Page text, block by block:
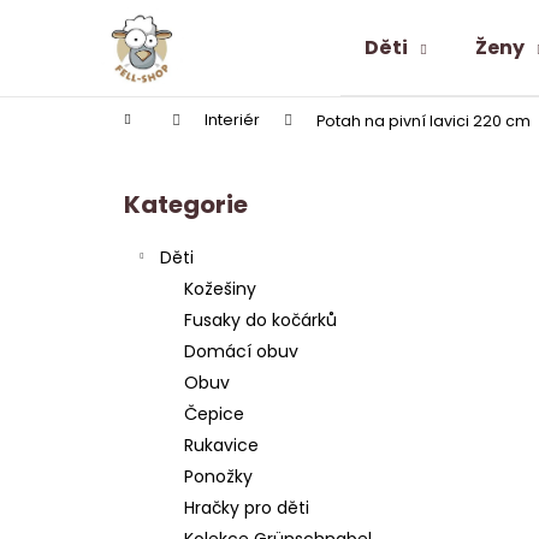
Děti Ženy
Domů Interiér Potah na pivní lavici 220 cm
Přeskočit
kategorie
Kategorie
Děti
Kožešiny
Fusaky do kočárků
Domácí obuv
Obuv
Čepice
Rukavice
Ponožky
Hračky pro děti
í
Zpět
do
Zpět
do
ALPAKA PONOŽKY SNEAKER LOW-CUT